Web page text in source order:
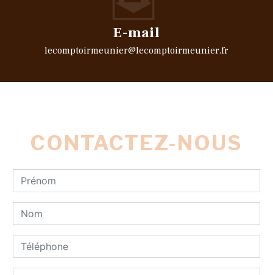
E-mail
lecomptoirmeunier@lecomptoirmeunier.fr
CONTACTEZ-NOUS